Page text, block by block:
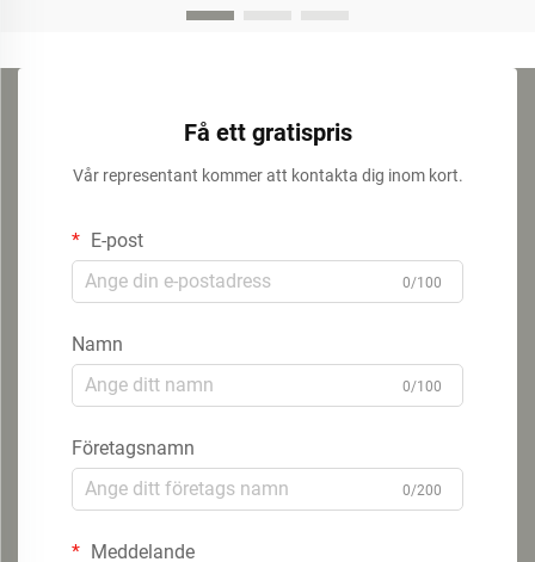
Få ett gratispris
Vår representant kommer att kontakta dig inom kort.
E-post
0/100
Namn
0/100
Företagsnamn
0/200
Meddelande